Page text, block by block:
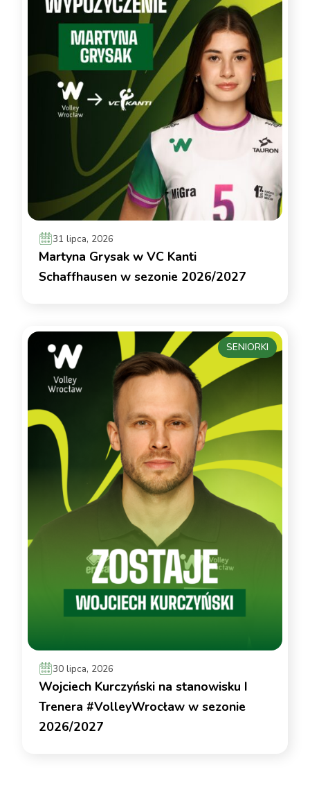
31 lipca, 2026
Martyna Grysak w VC Kanti
Schaffhausen w sezonie 2026/2027
30 lipca, 2026
Wojciech Kurczyński na stanowisku I
Trenera #VolleyWrocław w sezonie
2026/2027
SENIORKI